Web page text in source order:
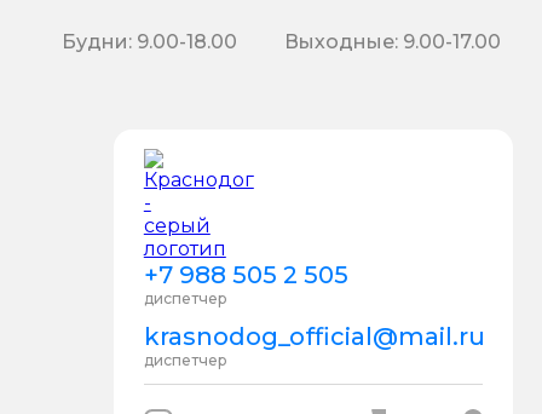
+7 988 505 2 505
диспетчер
krasnodog_official@mail.ru
диспетчер
Будни: 9.00-18.00 Выходные: 9.00-17.00